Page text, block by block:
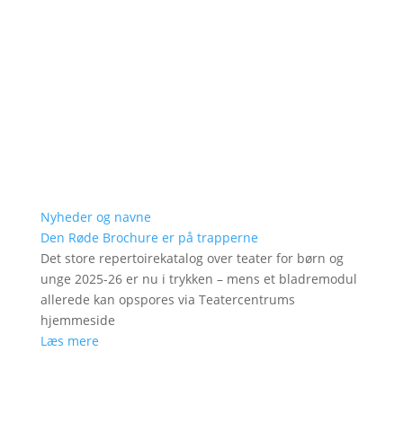
Nyheder og navne
Den Røde Brochure er på trapperne
Det store repertoirekatalog over teater for børn og
unge 2025-26 er nu i trykken – mens et bladremodul
allerede kan opspores via Teatercentrums
hjemmeside
Læs mere